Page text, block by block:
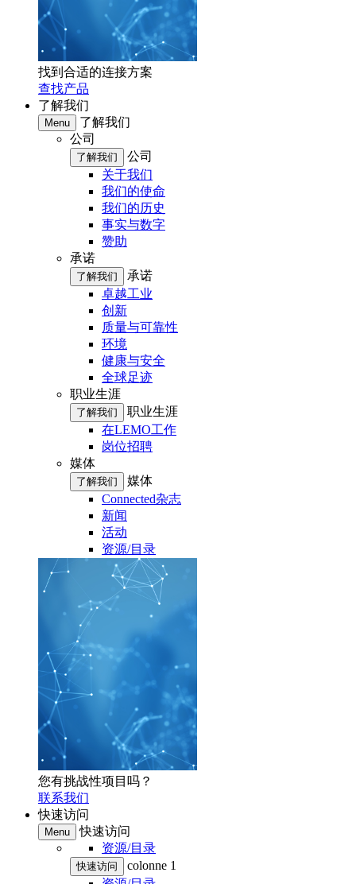
找到合适的连接方案
查找产品
了解我们
Menu
了解我们
公司
了解我们
公司
关于我们
我们的使命
我们的历史
事实与数字
赞助
承诺
了解我们
承诺
卓越工业
创新
质量与可靠性
环境
健康与安全
全球足迹
职业生涯
了解我们
职业生涯
在LEMO工作
岗位招聘
媒体
了解我们
媒体
Connected杂志
新闻
活动
资源/目录
您有挑战性项目吗？
联系我们
快速访问
Menu
快速访问
资源/目录
快速访问
colonne 1